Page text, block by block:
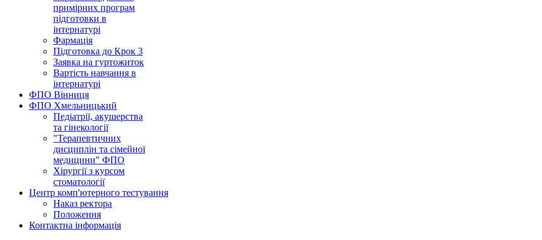
примірних програм
підготовки в
інтернатурі
Фармація
Підготовка до Крок 3
Заявка на гуртожиток
Вартість навчання в
інтернатурі
ФПО Вінниця
ФПО Хмельницький
Педіатрії, акушерства
та гінекології
"Терапевтичних
дисциплін та сімейної
медицини" ФПО
Хірургії з курсом
стоматології
Центр комп'ютерного тестування
Наказ ректора
Положення
Контактна інформація